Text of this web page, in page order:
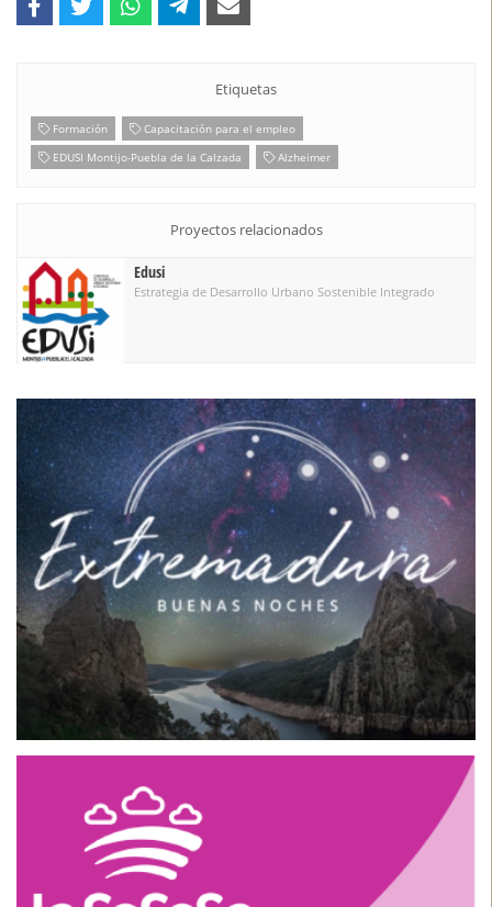
Etiquetas
Formación
Capacitación para el empleo
EDUSI Montijo-Puebla de la Calzada
Alzheimer
Proyectos relacionados
Edusi
Estrategia de Desarrollo Urbano Sostenible Integrado